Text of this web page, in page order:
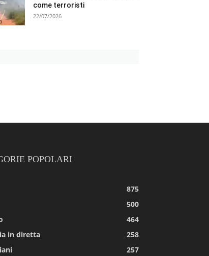
come terroristi
22/07/2026
POPOLARI
875
500
464
in diretta
258
257